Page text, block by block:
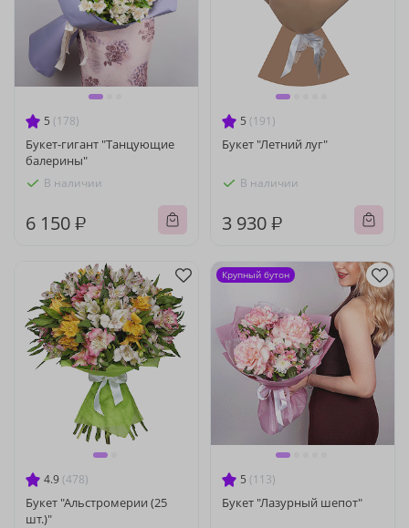
5 (178)
Букет-гигант "Танцующие
балерины"
В наличии
6 150 ₽
5 (191)
Букет "Летний луг"
В наличии
3 930 ₽
4.9 (478)
Букет "Альстромерии (25
шт.)"
5 (113)
Букет "Лазурный шепот"
Крупный бутон